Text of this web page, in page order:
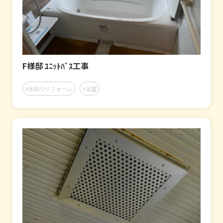
F様邸 ﾕﾆｯﾄﾊﾞｽ工事
#水回りリフォーム #浴室